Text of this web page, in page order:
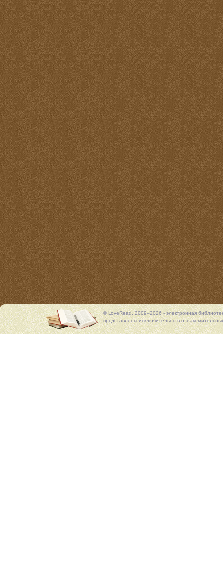
© LoveRead, 2009–2026 - электронная
представлены исключительно в